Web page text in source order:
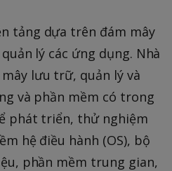
tảng dựa trên đám mây
lý các ứng dụng. Nhà
lưu trữ, quản lý và
và phần mềm có trong
phát triển, thử nghiệm
hệ điều hành (OS), bộ
phần mềm trung gian,